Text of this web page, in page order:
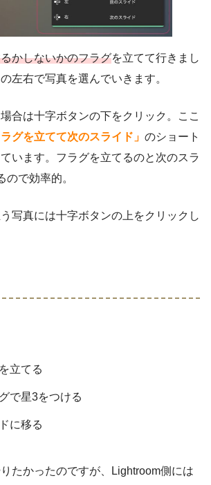
かしないかのフラグを立てて行きまし
左右で写真を選んでいきます。
合は十字ボタンの下をクリック。ここ
グを立てて次のスライド」 のショート
います。フラグを立てるのと次のスラ
ので効率的。
写真には十字ボタンの上をクリックし
立てる
で星3をつける
に移る
たかったのですが、Lightroom側には